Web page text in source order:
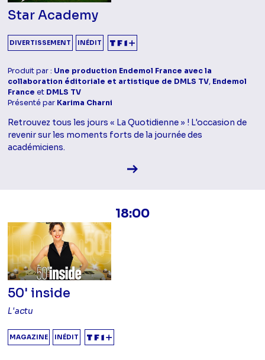
Star Academy
DIVERTISSEMENT INÉDIT
Produit par : Une production Endemol France avec la
collaboration éditoriale et artistique de DMLS TV, Endemol
France et DMLS TV
Présenté par Karima Charni
Retrouvez tous les jours « La Quotidienne » ! L'occasion de
revenir sur les moments forts de la journée des
académiciens.
Voir la fiche diffusion
18:00
50' inside
L'actu
MAGAZINE INÉDIT